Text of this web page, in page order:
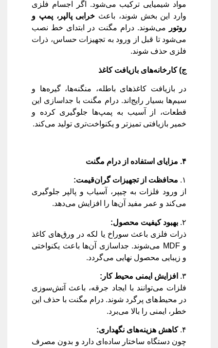
مواد شیمیایی ترکیب می‌شود. اگر اجسام فلزی
وارد این بخش شوند، باعث خرابی پالپر، پمپ و
روتور
می‌شوند. درام مگنت در ابتدای خط نصب
می‌شود تا قبل از ورود به تجهیزات حساس، ذرات
فلزی حذف شوند.
ج) کارخانه‌های بازیافت کاغذ
در بازیافت کاغذهای باطله، منگنه‌ها، گیره‌ها و
سیم‌ها بسیار رایج‌اند. درام مگنت با جداسازی این
قطعات، از آسیب به پمپ‌ها جلوگیری کرده و
خمیر بازیافتی تمیزتر و یکنواخت‌تری تولید می‌کند.
۴. مزایای استفاده از درام مگنت
۱. محافظت از تجهیزات گران‌قیمت:
از ورود فلزات به چیپر، آسیاب و پالپر جلوگیری
می‌کند و عمر مفید آن‌ها را افزایش می‌دهد.
۲. بهبود کیفیت محصول:
ذرات فلزی باعث سوراخ یا لکه در ورق‌های کاغذ
و MDF می‌شوند. جداسازی آن‌ها باعث یکنواختی
و زیبایی محصول نهایی می‌گردد.
۳. افزایش ایمنی محیط کار :
فلزات می‌توانند با ایجاد جرقه، باعث آتش‌سوزی
در محیط‌های پرگرد شوند. درام مگنت با حذف این
خطر، ایمنی را بالا می‌برد.
۴. کاهش هزینه‌های نگهداری:
چون دستگاه ساختار ساده‌ای دارد و بدون مصرف